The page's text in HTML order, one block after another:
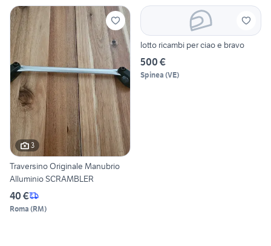
3
Traversino Originale Manubrio
Alluminio SCRAMBLER
40 €
Roma (RM)
lotto ricambi per ciao e bravo
500 €
Spinea (VE)